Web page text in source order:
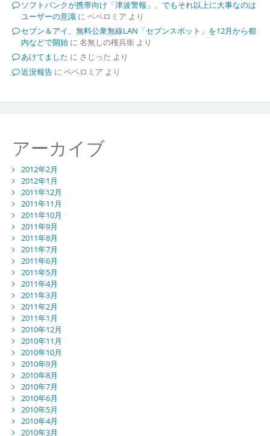
ソフトバンクが携帯向け「津波警報」、でもそれ以上に大事なのは
ユーザーの意識に ペペロミア より
セブン＆アイ、無料公衆無線LAN「セブンスポット」を12月から都
内などで開始に 名無しの権兵衛より
あけてました に さじった より
近況報告に ペペロミア より
アーカイブ
2012年2月
2012年1月
2011年12月
2011年11月
2011年10月
2011年9月
2011年8月
2011年7月
2011年6月
2011年5月
2011年4月
2011年3月
2011年2月
2011年1月
2010年12月
2010年11月
2010年10月
2010年9月
2010年8月
2010年7月
2010年6月
2010年5月
2010年4月
2010年3月